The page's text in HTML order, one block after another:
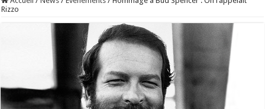
Rizzo